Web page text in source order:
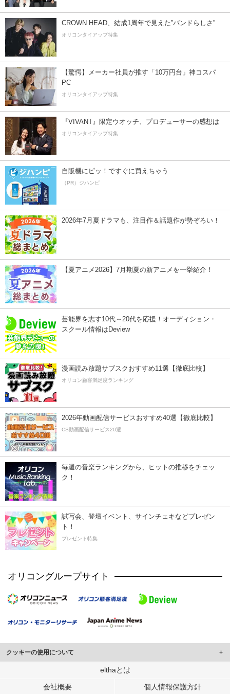
CROWN HEAD、結成1周年で見えた”バンドらしさ”
オリコンタイアップ特集
【驚愕】メーカー社員が推す「10万円台」神コスパ
PC
オリコンタイアップ特集
『VIVANT』限定ウオッチ、プロデューサーの感想は
オリコンタイアップ特集
自販機にピッ！ですぐに買えちゃう
（PR）ジハンピ
2026年7月夏ドラマも、注目作＆話題作が勢ぞろい！
【夏アニメ2026】7月期夏の新アニメを一挙紹介！
芸能界を志す10代～20代を応援！オーディション・
スクール情報はDeview
漫画読み放題サブスクおすすめ11選【徹底比較】
オリコン顧客満足度ランキング
2026年動画配信サービスおすすめ40選【徹底比較】
CS動画配信サービス20選
毎週の音楽ランキングから、ヒットの推移をチェッ
ク！
試写会、登壇イベント、サインチェキなどプレゼン
ト！
プレゼント特集
オリコングループサイト
クッキーの使用について
このサイトでは Cookie を使用して、ユーザーに合わせたコンテンツや広告の
行っています。
elthaとは
会社概要 個人情報保護方針